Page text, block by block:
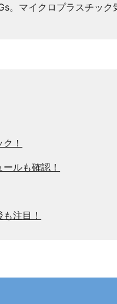
。マイクロプラスチッ
！
ルも確認！
注目！